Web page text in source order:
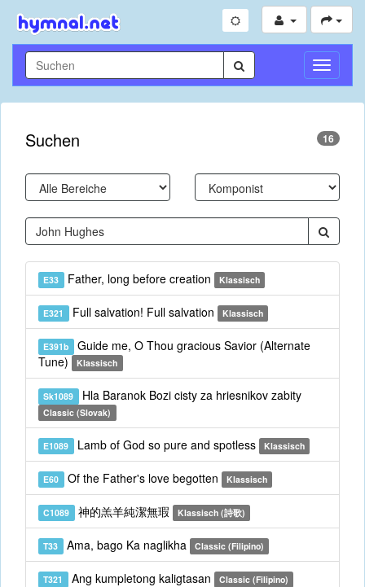
Suchen 16
E33 Father, long before creation Klassisch
E321 Full salvation! Full salvation Klassisch
E391b Guide me, O Thou gracious Savior (Alternate
Tune)
Klassisch
Sk1089 Hla Baranok Bozi cisty za hriesnikov zabity
Classic (Slovak)
E1089 Lamb of God so pure and spotless Klassisch
E60 Of the Father's love begotten Klassisch
C1089 神的羔羊純潔無瑕 Klassisch (詩歌)
T33 Ama, bago Ka naglikha Classic (Filipino)
T321 Ang kumpletong kaligtasan Classic (Filipino)